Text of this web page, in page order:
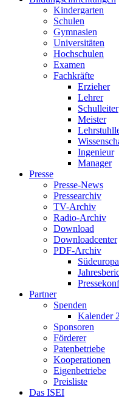
Kindergarten
Schulen
Gymnasien
Universitäten
Hochschulen
Examen
Fachkräfte
Erzieher
Lehrer
Schulleiter
Meister
Ingenieur
Manager
Presse
Presse-News
Pressearchiv
TV-Archiv
Radio-Archiv
Download
Downloadcenter
PDF-Archiv
Partner
Spenden
Kalender
Sponsoren
Förderer
Patenbetriebe
Kooperationen
Eigenbetriebe
Preisliste
Das ISEI